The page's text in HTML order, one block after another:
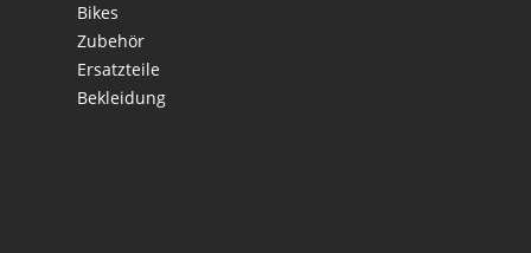
Bikes
Zubehör
Ersatzteile
Bekleidung